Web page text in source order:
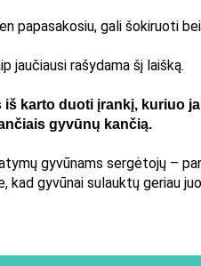
papasakosiu, gali šokiruoti
jaučiausi rašydama šį laišką.
iš karto duoti įrankį, kuriuo
gyvūnų kančią.
gyvūnams sergėtojų –
kad gyvūnai sulauktų geriau